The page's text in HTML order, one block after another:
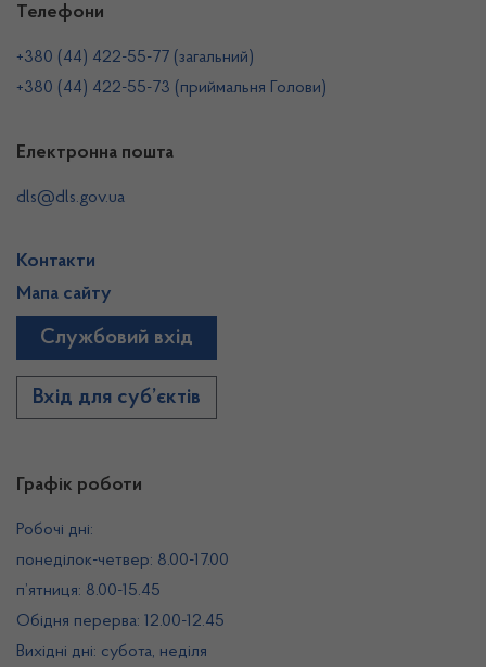
Графік роботи
Робочі дні:
понеділок-четвер: 8.00-17.00
п’ятниця: 8.00-15.45
Обідня перерва: 12.00-12.45
Вихідні дні: субота, неділя
Телефони
+380 (44) 422-55-77 (загальний)
+380 (44) 422-55-73 (приймальня Голови)
Електронна пошта
dls@dls.gov.ua
Контакти
Мапа сайту
Службовий вхід
Вхід для суб’єктів